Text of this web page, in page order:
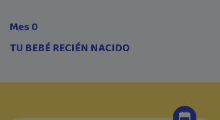
Mes 0
TU BEBÉ RECIÉN NACIDO